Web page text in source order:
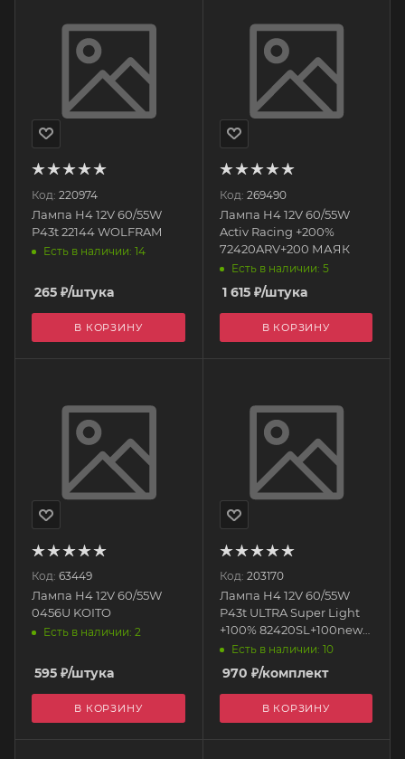
Код: 220974
Лампа H4 12V 60/55W
P43t 22144 WOLFRAM
Есть в наличии: 14
265 ₽/штука
В КОРЗИНУ
Код: 269490
Лампа H4 12V 60/55W
Activ Racing +200%
72420ARV+200 МАЯК
Есть в наличии: 5
1 615₽/штука
В КОРЗИНУ
Код: 63449
Лампа H4 12V 60/55W
0456U KOITO
Есть в наличии: 2
595 ₽/штука
В КОРЗИНУ
Код: 203170
Лампа H4 12V 60/55W
P43t ULTRA Super Light
+100% 82420SL+100new
МАЯК
Есть в наличии: 10
970 ₽/комплект
В КОРЗИНУ